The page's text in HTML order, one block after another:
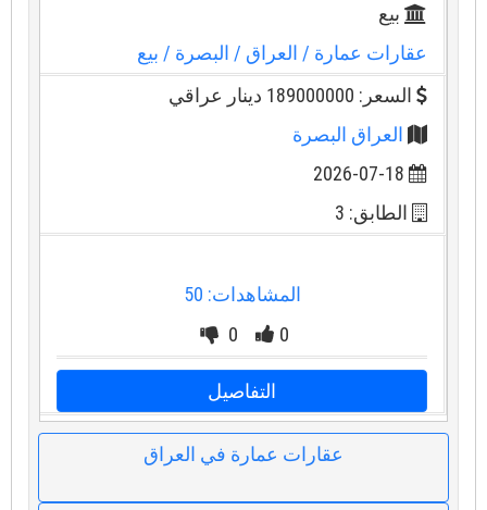
بيع
عقارات عمارة/ العراق/ البصرة/ بيع
السعر: 189000000 دينار عراقي
العراق البصرة
2026-07-18
الطابق: 3
المشاهدات: 50
0
0
التفاصيل
عقارات عمارة في العراق